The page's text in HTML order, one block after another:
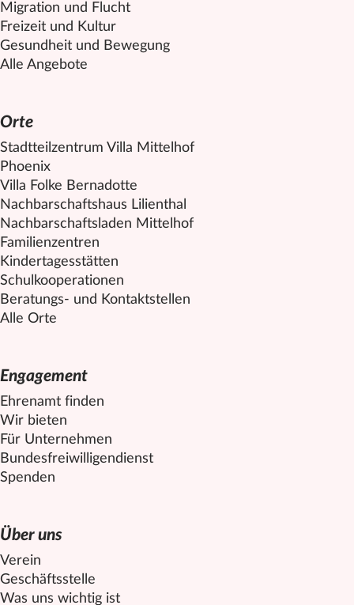
Migration und Flucht
Freizeit und Kultur
Gesundheit und Bewegung
Alle Angebote
Orte
Stadtteilzentrum Villa Mittelhof
Phoenix
Villa Folke Bernadotte
Nachbarschaftshaus Lilienthal
Nachbarschaftsladen Mittelhof
Familienzentren
Kindertagesstätten
Schulkooperationen
Beratungs- und Kontaktstellen
Alle Orte
Engagement
Ehrenamt finden
Wir bieten
Für Unternehmen
Bundesfreiwilligendienst
Spenden
Über uns
Verein
Geschäftsstelle
Was uns wichtig ist